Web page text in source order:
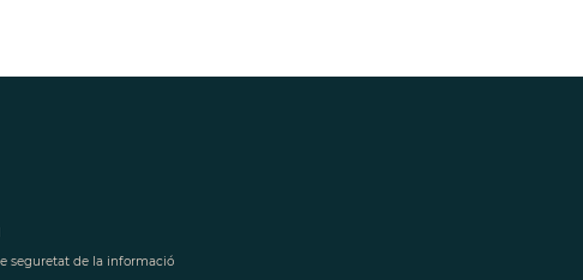
seguretat de la informació